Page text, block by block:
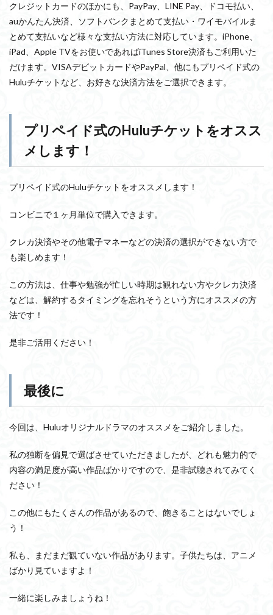
クレジットカードのほかにも、PayPay、LINE Pay、ドコモ払い、
auかんたん決済、ソフトバンクまとめて支払い・ワイモバイルま
とめて支払いなど様々な支払い方法に対応しています。iPhone、
iPad、Apple TVをお使いであればiTunes Store決済もご利用いた
だけます。VISAデビットカードやPayPal、他にもプリペイド式の
Huluチケットなど、お好きな決済方法をご選択できます。
プリペイド式のHuluチケットをオスス
メします！
プリペイド式のHuluチケット をオススメします！
コンビニで１ヶ月単位で購入できます。
クレカ決済やその他電子マネーなどの決済の選択ができない方で
も楽しめます！
この方法は、仕事や勉強が忙しい時期は観れない方やクレカ決済
などは、解約するタイミングを忘れそうという方にオススメの方
法です！
是非ご活用ください！
最後に
今回は、Huluオリジナルドラマのオススメをご紹介しました。
私の独断を偏見で選ばさせていただきましたが、どれも魅力的で
内容の満足度が高い作品ばかりですので、是非試聴されてみてく
ださい！
この他にもたくさんの作品があるので、飽きることはないでしょ
う！
私も、まだまだ観ていない作品があります。子供たちは、アニメ
ばかり見ていますよ！
一緒に楽しみましょうね！